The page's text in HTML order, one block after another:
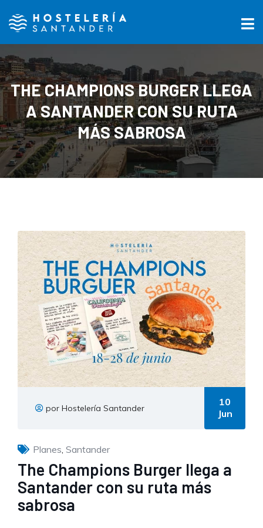
THE CHAMPIONS BURGER LLEGA
A SANTANDER CON SU RUTA
MÁS SABROSA
por Hostelería Santander
10
Jun
Planes Santander
The Champions Burger llega a
Santander con su ruta más
sabrosa